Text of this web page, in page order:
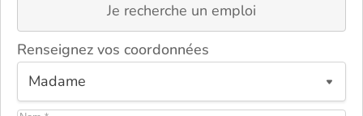
Je recherche un emploi
Renseignez vos coordonnées